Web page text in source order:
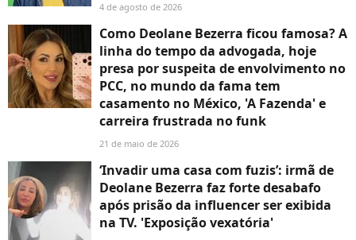
4 de agosto de 2026
Como Deolane Bezerra ficou famosa? A
linha do tempo da advogada, hoje
presa por suspeita de envolvimento no
PCC, no mundo da fama tem
casamento no México, 'A Fazenda' e
carreira frustrada no funk
21 de maio de 2026
‘Invadir uma casa com fuzis’: irmã de
Deolane Bezerra faz forte desabafo
após prisão da influencer ser exibida
na TV. 'Exposição vexatória'